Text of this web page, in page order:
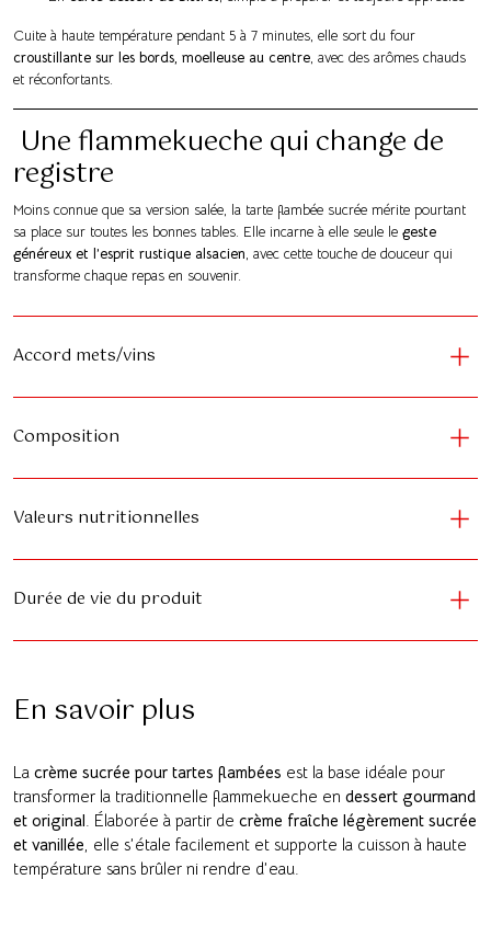
Cuite à haute température pendant 5 à 7 minutes, elle sort du four
croustillante sur les bords, moelleuse au centre, avec des arômes chauds
et réconfortants.
Une flammekueche qui change de
registre
Moins connue que sa version salée, la tarte flambée sucrée mérite pourtant
sa place sur toutes les bonnes tables. Elle incarne à elle seule le geste
généreux et l’esprit rustique alsacien, avec cette touche de douceur qui
transforme chaque repas en souvenir.
Accord mets/vins
Composition
Valeurs nutritionnelles
Durée de vie du produit
En savoir plus
La crème sucrée pour tartes flambées est la base idéale pour
transformer la traditionnelle flammekueche en dessert gourmand
et original. Élaborée à partir de crème fraîche légèrement sucrée
et vanillée, elle s’étale facilement et supporte la cuisson à haute
température sans brûler ni rendre d’eau.